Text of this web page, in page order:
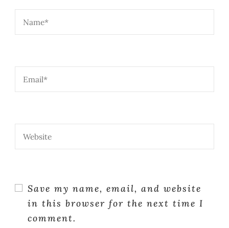
Save my name, email, and website
in this browser for the next time I
comment.